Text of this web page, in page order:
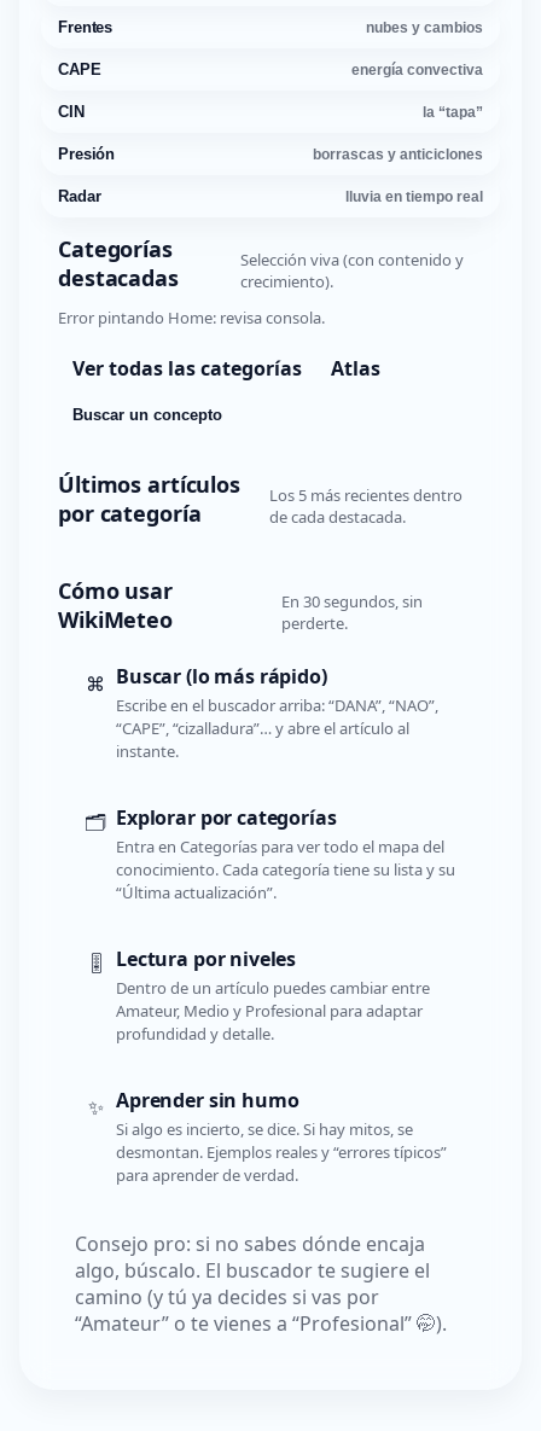
Frentes nubes y cambios
CAPE energía convectiva
CIN la “tapa”
Presión borrascas y anticiclones
Radar lluvia en tiempo real
Categorías
destacadas
Selección viva (con contenido y
crecimiento).
Error pintando Home: revisa consola.
Ver todas las categorías Atlas
Buscar un concepto
Últimos artículos
por categoría
Los 5 más recientes dentro
de cada destacada.
Cómo usar
WikiMeteo
En 30 segundos, sin
perderte.
⌘ Buscar (lo más rápido)
Escribe en el buscador arriba: “DANA”, “NAO”,
“CAPE”, “cizalladura”… y abre el artículo al
instante.
🗂️ Explorar por categorías
Entra en Categorías para ver todo el mapa del
conocimiento. Cada categoría tiene su lista y su
“Última actualización”.
🎚️ Lectura por niveles
Dentro de un artículo puedes cambiar entre
Amateur, Medio y Profesional para adaptar
profundidad y detalle.
✨ Aprender sin humo
Si algo es incierto, se dice. Si hay mitos, se
desmontan. Ejemplos reales y “errores típicos”
para aprender de verdad.
Consejo pro: si no sabes dónde encaja
algo, búscalo. El buscador te sugiere el
camino (y tú ya decides si vas por
“Amateur” o te vienes a “Profesional” 🤭).